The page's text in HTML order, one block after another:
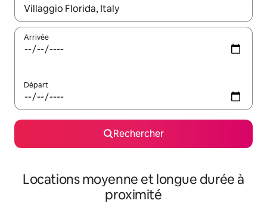
Lorsque les résultats s'affichent, utilisez les flèches vers le
Arrivée
Départ
Rechercher
Locations moyenne et longue durée à
proximité